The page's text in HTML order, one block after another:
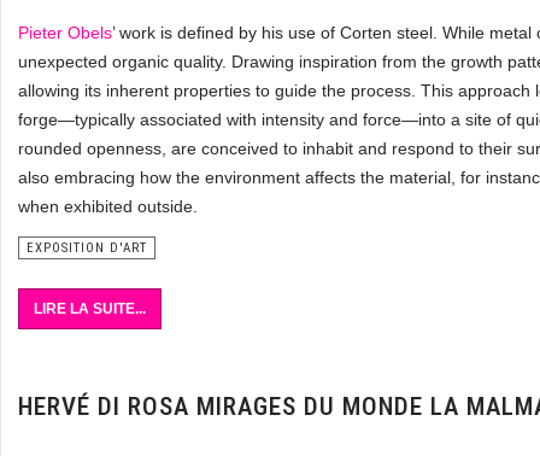
Pieter Obels’ work is defined by his use of Corten steel. While
unexpected organic quality. Drawing inspiration from the growth
allowing its inherent properties to guide the process. This
forge—typically associated with intensity and force—into a site of
rounded openness, are conceived to inhabit and respond to their
also embracing how the environment affects the material, for
when exhibited outside.
EXPOSITION D'ART
LIRE LA SUITE...
HERVÉ DI ROSA MIRAGES DU MONDE LA